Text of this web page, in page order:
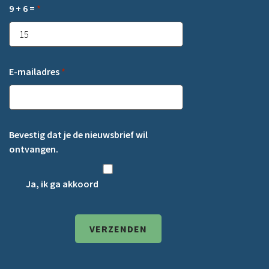
9 + 6 = *
E-mailadres *
Bevestig dat je de nieuwsbrief wil
ontvangen.
Ja, ik ga akkoord